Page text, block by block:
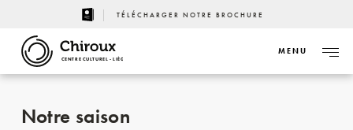
TÉLÉCHARGER NOTRE BROCHURE
CENTRE CULTUREL - LIÈGE
MENU
Notre saison